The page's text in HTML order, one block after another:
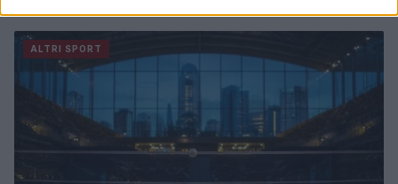
ALTRI SPORT